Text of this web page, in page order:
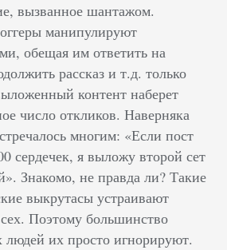
вызванное шантажом.
манипулируют
обещая им ответить на
рассказ и т.д. только
контент наберет
число откликов. Наверняка
многим: «Если пост
сердечек, я выложу второй сет
Знакомо, не правда ли? Такие
выкрутасы устраивают
Поэтому большинство
людей их просто игнорируют.